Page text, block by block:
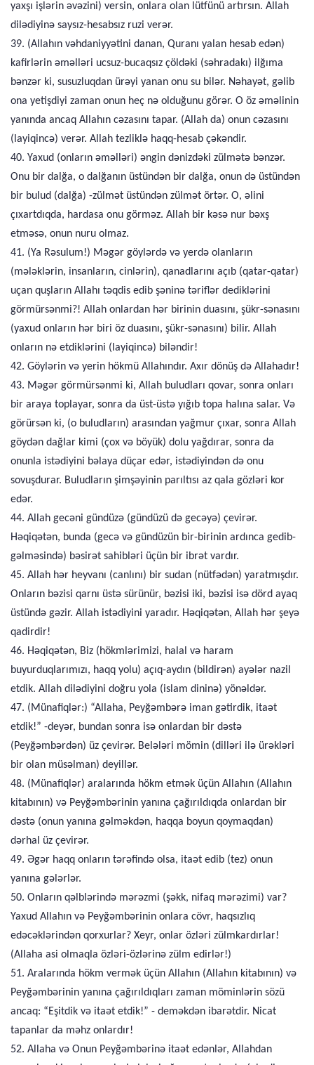
yaxşı işlərin əvəzini) versin, onlara olan lütfünü artırsın. Allah
dilədiyinə saysız-hesabsız ruzi verər.
39. (Allahın vəhdaniyyətini danan, Quranı yalan hesab edən)
kafirlərin əməlləri ucsuz-bucaqsız çöldəki (səhradakı) ilğıma
bənzər ki, susuzluqdan ürəyi yanan onu su bilər. Nəhayət, gəlib
ona yetişdiyi zaman onun heç nə olduğunu görər. O öz əməlinin
yanında ancaq Allahın cəzasını tapar. (Allah da) onun cəzasını
(layiqincə) verər. Allah tezliklə haqq-hesab çəkəndir.
40. Yaxud (onların əməlləri) əngin dənizdəki zülmətə bənzər.
Onu bir dalğa, o dalğanın üstündən bir dalğa, onun də üstündən
bir bulud (dalğa) -zülmət üstündən zülmət örtər. O, əlini
çıxartdıqda, hardasa onu görməz. Allah bir kəsə nur bəxş
etməsə, onun nuru olmaz.
41. (Ya Rəsulum!) Məgər göylərdə və yerdə olanların
(mələklərin, insanların, cinlərin), qanadlarını açıb (qatar-qatar)
uçan quşların Allahı təqdis edib şəninə təriflər dediklərini
görmürsənmi?! Allah onlardan hər birinin duasını, şükr-sənasını
(yaxud onların hər biri öz duasını, şükr-sənasını) bilir. Allah
onların nə etdiklərini (layiqincə) biləndir!
42. Göylərin və yerin hökmü Allahındır. Axır dönüş də Allahadır!
43. Məgər görmürsənmi ki, Allah buludları qovar, sonra onları
bir araya toplayar, sonra da üst-üstə yığıb topa halına salar. Və
görürsən ki, (o buludların) arasından yağmur çıxar, sonra Allah
göydən dağlar kimi (çox və böyük) dolu yağdırar, sonra da
onunla istədiyini bəlaya düçar edər, istədiyindən də onu
sovuşdurar. Buludların şimşəyinin parıltısı az qala gözləri kor
edər.
44. Allah gecəni gündüzə (gündüzü də gecəyə) çevirər.
Həqiqətən, bunda (gecə və gündüzün bir-birinin ardınca gedib-
gəlməsində) bəsirət sahibləri üçün bir ibrət vardır.
45. Allah hər heyvanı (canlını) bir sudan (nütfədən) yaratmışdır.
Onların bəzisi qarnı üstə sürünür, bəzisi iki, bəzisi isə dörd ayaq
üstündə gəzir. Allah istədiyini yaradır. Həqiqətən, Allah hər şeyə
qadirdir!
46. Həqiqətən, Biz (hökmlərimizi, halal və haram
buyurduqlarımızı, haqq yolu) açıq-aydın (bildirən) ayələr nazil
etdik. Allah dilədiyini doğru yola (islam dininə) yönəldər.
47. (Münafiqlər:) “Allaha, Peyğəmbərə iman gətirdik, itaət
etdik!” -deyər, bundan sonra isə onlardan bir dəstə
(Peyğəmbərdən) üz çevirər. Belələri mömin (dilləri ilə ürəkləri
bir olan müsəlman) deyillər.
48. (Münafiqlər) aralarında hökm etmək üçün Allahın (Allahın
kitabının) və Peyğəmbərinin yanına çağırıldıqda onlardan bir
dəstə (onun yanına gəlməkdən, haqqa boyun qoymaqdan)
dərhal üz çevirər.
49. Əgər haqq onların tərəfində olsa, itaət edib (tez) onun
yanına gələrlər.
50. Onların qəlblərində mərəzmi (şəkk, nifaq mərəzimi) var?
Yaxud Allahın və Peyğəmbərinin onlara cövr, haqsızlıq
edəcəklərindən qorxurlar? Xeyr, onlar özləri zülmkardırlar!
(Allaha asi olmaqla özləri-özlərinə zülm edirlər!)
51. Aralarında hökm vermək üçün Allahın (Allahın kitabının) və
Peyğəmbərinin yanına çağırıldıqları zaman möminlərin sözü
ancaq: “Eşitdik və itaət etdik!” - deməkdən ibarətdir. Nicat
tapanlar da məhz onlardır!
52. Allaha və Onun Peyğəmbərinə itaət edənlər, Allahdan